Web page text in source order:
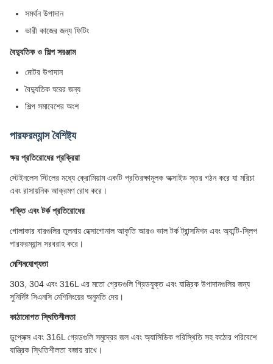
সমর্থন উপাদান
ভারী কাজের জন্য ফিটিং
বৈদ্যুতিক ও শিল্প সরঞ্জাম
মোটর উপাদান
বৈদ্যুতিক ঘরের জন্য
শিল্প সমাবেশের অংশ
পারফরম্যান্স বৈশিষ্ট্য
ক্ষয় প্রতিরোধের প্রক্রিয়া
স্টেইনলেস স্টিলের মধ্যে ক্রোমিয়াম একটি প্রতিরক্ষামূলক অক্সাইড স্তর গঠন করে যা মরিচা
এবং রাসায়নিক আক্রমণ রোধ করে।
শক্তি এবং টর্ক প্রতিরোধের
গোলাকার বারগুলির তুলনায় হেক্সাগোনাল আকৃতি আরও ভাল টর্ক ট্রান্সমিশন এবং অ্যান্টি-স্লিপ
পারফরম্যান্স সরবরাহ করে।
মেশিনযোগ্যতা
303, 304 এবং 316L এর মতো গ্রেডগুলি গ্রিডযুক্ত এবং যান্ত্রিক উপাদানগুলির জন্য
সুনির্দিষ্ট সিএনসি মেশিনিংয়ের অনুমতি দেয়।
কাঠামোগত স্থিতিশীলতা
ডুপ্লেক্স এবং 316L গ্রেডগুলি সমুদ্রের জল এবং অ্যাসিডিক পরিস্থিতি সহ কঠোর পরিবেশে
যান্ত্রিক স্থিতিশীলতা বজায় রাখে।